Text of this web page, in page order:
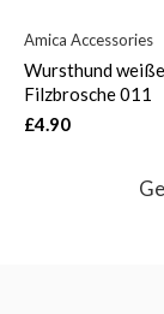
Amica Accessories
Wursthund weiße
Filzbrosche 011
£4.90